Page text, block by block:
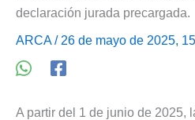
declaración jurada precargada.
ARCA/ 26 de mayo de 2025,
A partir del 1 de junio de 2025,